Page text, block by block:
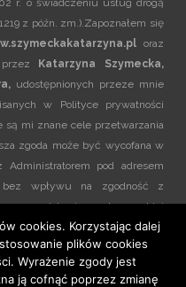
r. o świadczeniu usług drogą
z późn. zm.).Zapoznałem się
oraz
Katarzyna Szymecka,
udostępnionych przeze mnie
w
Polityce prywatności
są mi znane cele przetwarzania
zgoda może być wycofana w
pod adresem
wpływu na zgodność z
na podstawie zgody przed jej
cookies. Korzystając dalej
plików cookies
. Wyrażenie zgody jest
ją cofnąć poprzez zmianę